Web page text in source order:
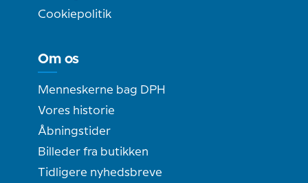
Cookiepolitik
Om os
Menneskerne bag DPH
Vores historie
Åbningstider
Billeder fra butikken
Tidligere nyhedsbreve